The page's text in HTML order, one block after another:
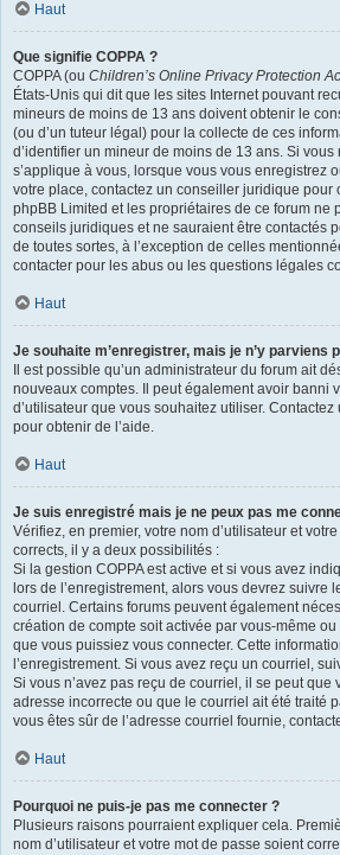
Haut
Que signifie COPPA ?
COPPA (ou Children’s Online Privacy Protection
États-Unis qui dit que les sites Internet pouvant
mineurs de moins de 13 ans doivent obtenir le
(ou d’un tuteur légal) pour la collecte de ces
d’identifier un mineur de moins de 13 ans. Si vous
s’applique à vous, lorsque vous vous enregistrez
votre place, contactez un conseiller juridique pour
phpBB Limited et les propriétaires de ce forum ne
conseils juridiques et ne sauraient être contactés
de toutes sortes, à l’exception de celles
contacter pour les abus ou les questions légales
Haut
Je souhaite m’enregistrer, mais je n’y parviens
Il est possible qu’un administrateur du forum ait
nouveaux comptes. Il peut également avoir banni
d’utilisateur que vous souhaitez utiliser.
pour obtenir de l’aide.
Haut
Je suis enregistré mais je ne peux pas me
Vérifiez, en premier, votre nom d’utilisateur et
corrects, il y a deux possibilités :
Si la gestion COPPA est active et si vous avez
lors de l’enregistrement, alors vous devrez suivre
courriel. Certains forums peuvent également
création de compte soit activée par vous-même
que vous puissiez vous connecter. Cette
l’enregistrement. Si vous avez reçu un courriel,
Si vous n’avez pas reçu de courriel, il se peut que
adresse incorrecte ou que le courriel ait été traité
vous êtes sûr de l’adresse courriel fournie,
Haut
Pourquoi ne puis-je pas me connecter ?
Plusieurs raisons pourraient expliquer cela.
nom d’utilisateur et votre mot de passe soient